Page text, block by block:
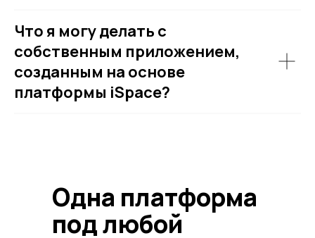
Что я могу делать с
собственным приложением,
созданным на основе
платформы iSpace?
Одна платформа
под любой